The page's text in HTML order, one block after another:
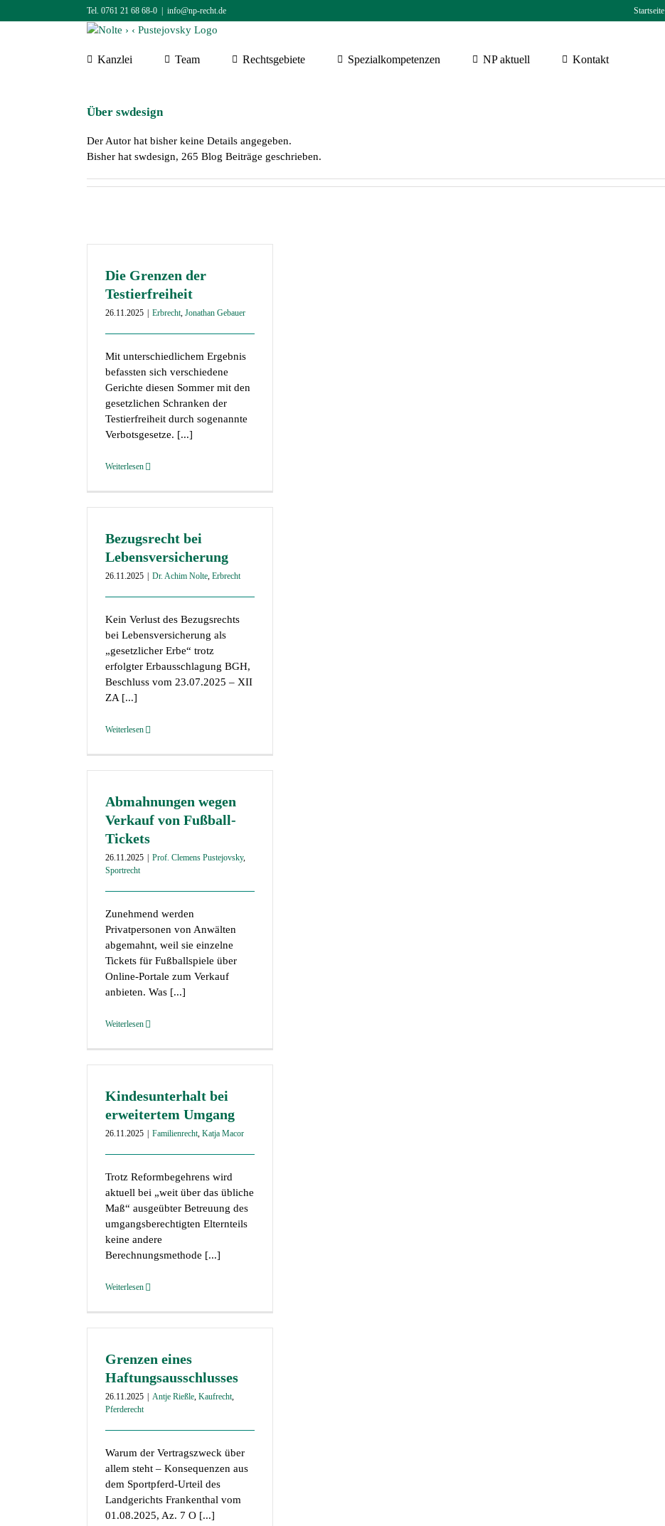
Inhalt
Tel. 0761 21 68 68-0 info@np-recht.de Startseite
Kanzlei Team Rechtsgebiete Spezialkompetenzen NP aktuell Kontakt
Über swdesign
Der Autor hat bisher keine Details angegeben.
Bisher hat swdesign, 265 Blog Beiträge geschrieben.
Die Grenzen der
Testierfreiheit
26.11.2025 Erbrecht, Jonathan Gebauer
Mit unterschiedlichem Ergebnis
befassten sich verschiedene
Gerichte diesen Sommer mit den
gesetzlichen Schranken der
Testierfreiheit durch sogenannte
Verbotsgesetze. [...]
Weiterlesen
Bezugsrecht bei
Lebensversicherung
26.11.2025 Dr. Achim Nolte, Erbrecht
Kein Verlust des Bezugsrechts
bei Lebensversicherung als
„gesetzlicher Erbe“ trotz
erfolgter Erbausschlagung BGH,
Beschluss vom 23.07.2025 – XII
ZA [...]
Weiterlesen
Abmahnungen wegen
Verkauf von Fußball-
Tickets
26.11.2025 Prof. Clemens Pustejovsky,
Sportrecht
Zunehmend werden
Privatpersonen von Anwälten
abgemahnt, weil sie einzelne
Tickets für Fußballspiele über
Online-Portale zum Verkauf
anbieten. Was [...]
Weiterlesen
Kindesunterhalt bei
erweitertem Umgang
26.11.2025 Familienrecht, Katja Macor
Trotz Reformbegehrens wird
aktuell bei „weit über das übliche
Maß“ ausgeübter Betreuung des
umgangsberechtigten Elternteils
keine andere
Berechnungsmethode [...]
Weiterlesen
Grenzen eines
Haftungsausschlusses
26.11.2025 Antje Rießle, Kaufrecht,
Pferderecht
Warum der Vertragszweck über
allem steht – Konsequenzen aus
dem Sportpferd-Urteil des
Landgerichts Frankenthal vom
01.08.2025, Az. 7 O [...]